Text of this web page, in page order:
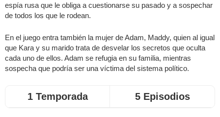
espía rusa que le obliga a cuestionarse su pasado y a sospechar
de todos los que le rodean.
En el juego entra también la mujer de Adam, Maddy, quien al igual
que Kara y su marido trata de desvelar los secretos que oculta
cada uno de ellos. Adam se refugia en su familia, mientras
sospecha que podría ser una víctima del sistema político.
1 Temporada 5 Episodios